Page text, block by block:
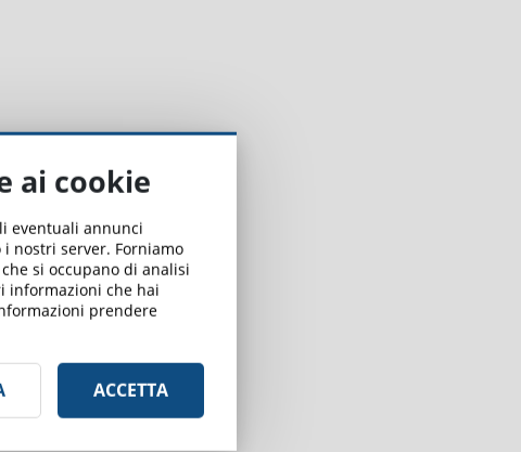
ai cookie
eventuali annunci
nostri server. Forniamo
si occupano di analisi
informazioni che hai
prendere
ACCETTA